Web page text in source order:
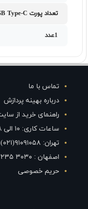
تعداد پورت USB Type-C
1عدد
تماس با ما
درباره بهینه پردازش
راهنمای خرید از
ساعات کاری: ۱۰ الی ۱۸
تهران: ۹۱۰۹۱۰۵۸(۰۲۱)
اصفهان : ۳۰۳۰ ۳۲۳۵ (۰۳۱)
حریم خصوصی